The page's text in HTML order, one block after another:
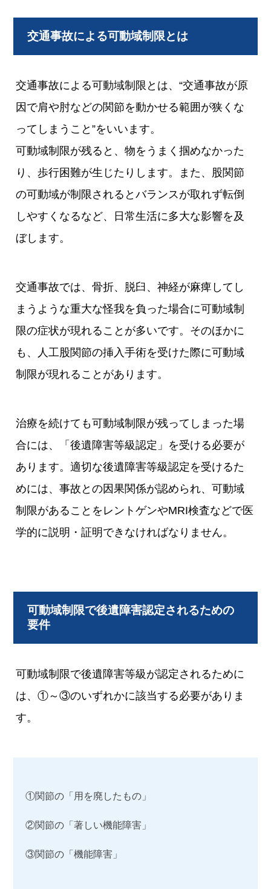
交通事故による可動域制限とは
交通事故による可動域制限とは、“交通事故が原
因で肩や肘などの関節を動かせる範囲が狭くな
ってしまうこと”をいいます。
可動域制限が残ると、物をうまく掴めなかった
り、歩行困難が生じたりします。また、股関節
の可動域が制限されるとバランスが取れず転倒
しやすくなるなど、日常生活に多大な影響を及
ぼします。
交通事故では、骨折、脱臼、神経が麻痺してし
まうような重大な怪我を負った場合に可動域制
限の症状が現れることが多いです。そのほかに
も、人工股関節の挿入手術を受けた際に可動域
制限が現れることがあります。
治療を続けても可動域制限が残ってしまった場
合には、「後遺障害等級認定」を受ける必要が
あります。適切な後遺障害等級認定を受けるた
めには、事故との因果関係が認められ、可動域
制限があることをレントゲンやMRI検査などで医
学的に説明・証明できなければなりません。
可動域制限で後遺障害認定されるための
要件
可動域制限で後遺障害等級が認定されるために
は、①～③のいずれかに該当する必要がありま
す。
①関節の「用を廃したもの」
②関節の「著しい機能障害」
③関節の「機能障害」